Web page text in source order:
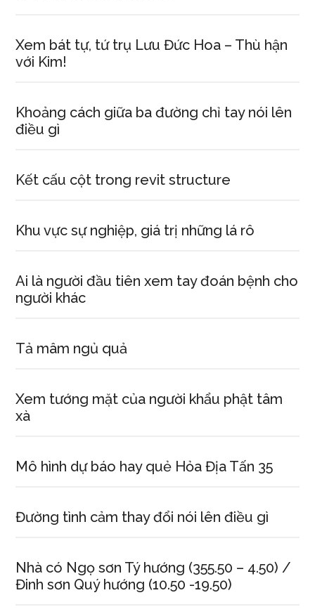
Xem bát tự, tứ trụ Lưu Đức Hoa – Thù hận
với Kim!
Khoảng cách giữa ba đường chỉ tay nói lên
điều gì
Kết cấu cột trong revit structure
Khu vực sự nghiệp, giá trị những lá rô
Ai là người đầu tiên xem tay đoán bệnh cho
người khác
Tả mâm ngủ quả
Xem tướng mặt của người khẩu phật tâm
xà
Mô hình dự báo hay quẻ Hỏa Địa Tấn 35
Đường tình cảm thay đổi nói lên điều gì
Nhà có Ngọ sơn Tý hướng (355.50 – 4.50) /
Đinh sơn Quý hướng (10.50 -19.50)